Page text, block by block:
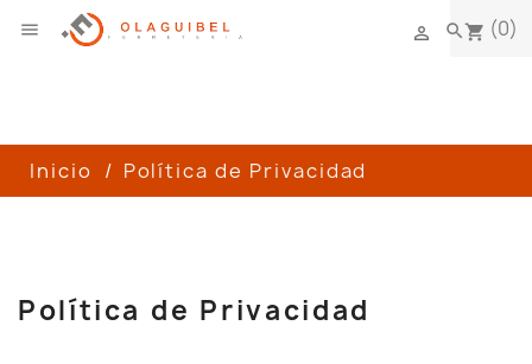
 shopping_cart (0)
 search
Inicio Política de Privacidad
Política de Privacidad